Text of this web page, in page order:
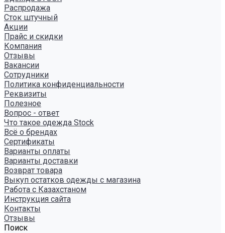
Распродажа
Сток штучный
Акции
Прайс и скидки
Компания
Отзывы
Вакансии
Сотрудники
Политика конфиденциальности
Реквизиты
Полезное
Вопрос - ответ
Что такое одежда Stock
Всё о брендах
Сертификаты
Варианты оплаты
Варианты доставки
Возврат товара
Выкуп остатков одежды с магазина
Работа с Казахстаном
Инструкция сайта
Контакты
Отзывы
Поиск